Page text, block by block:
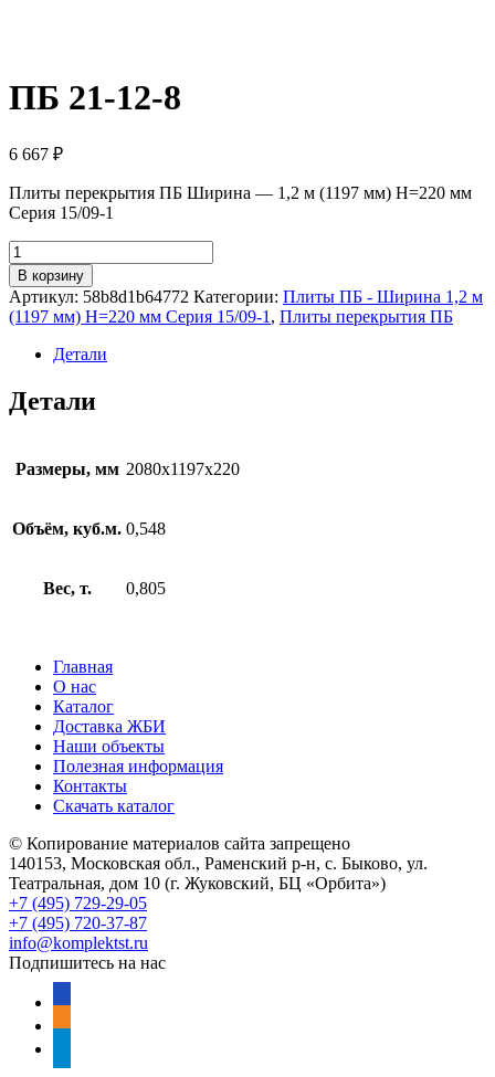
ПБ 21-12-8
6 667 ₽
Плиты перекрытия ПБ Ширина — 1,2 м (1197 мм) H=220 мм
Серия 15/09-1
Количество
товара
ПБ
21-
12-
В корзину
Артикул: 58b8d1b64772 Категории: Плиты ПБ - Ширина 1,2 м
(1197 мм) H=220 мм Серия 15/09-1 , Плиты перекрытия ПБ
Детали
Детали
Размеры, мм 2080х1197х220
Объём, куб.м. 0,548
Вес, т. 0,805
Главная
О нас
Каталог
Доставка ЖБИ
Наши объекты
Полезная информация
Контакты
Скачать каталог
© Копирование материалов сайта запрещено
140153, Московская обл., Раменский р-н, с. Быково, ул.
Театральная, дом 10 (г. Жуковский, БЦ «Орбита»)
+7 (495) 729-29-05
+7 (495) 720-37-87
info@komplektst.ru
Подпишитесь на нас